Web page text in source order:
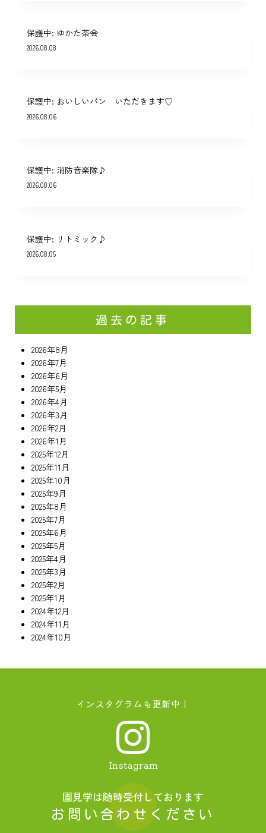
保護中: ゆかた茶会
2026.08.08
保護中: おいしいパン いただきます♡
2026.08.06
保護中: 消防音楽隊♪
2026.08.06
保護中: リトミック♪
2026.08.05
過去の記事
2026年8月
2026年7月
2026年6月
2026年5月
2026年4月
2026年3月
2026年2月
2026年1月
2025年12月
2025年11月
2025年10月
2025年9月
2025年8月
2025年7月
2025年6月
2025年5月
2025年4月
2025年3月
2025年2月
2025年1月
2024年12月
2024年11月
2024年10月
インスタグラムも更新中！
Instagram
園見学は随時受付しております
お問い合わせください